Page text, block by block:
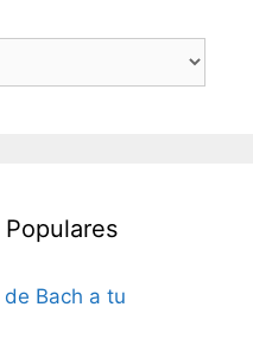
Populares
de Bach a tu